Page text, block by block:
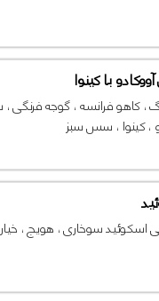
با کینوا
کاهو فرانسه ، گوجه فرنگی ،
، کینوا ، سس سبز
اسکوئید سوخاری ، هویج ،